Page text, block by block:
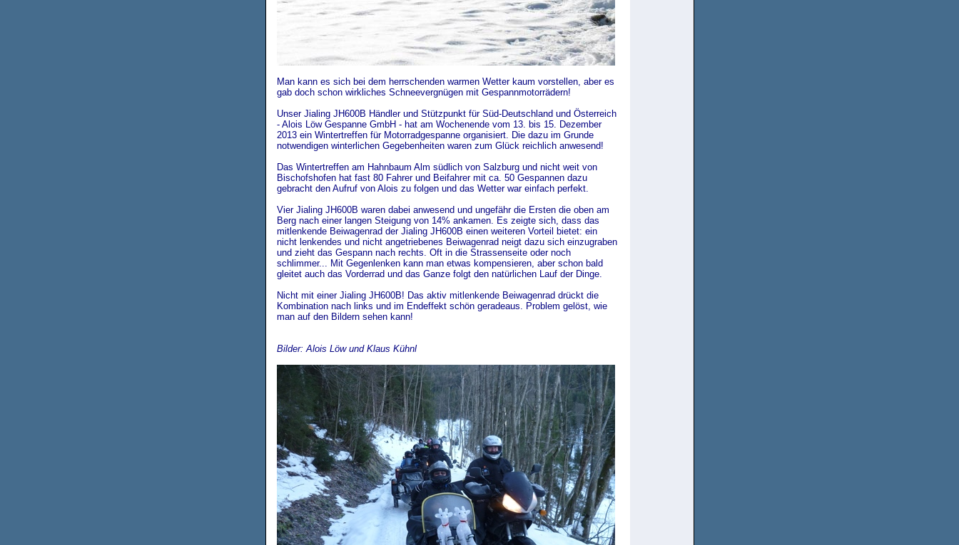
Man kann es sich bei dem herrschenden warmen Wetter kaum vorstellen, aber es
gab doch schon wirkliches Schneevergnügen mit Gespannmotorrädern!
Unser Jialing JH600B Händler und Stützpunkt für Süd-Deutschland und Österreich
- Alois Löw Gespanne GmbH - hat am Wochenende vom 13. bis 15. Dezember
2013 ein Wintertreffen für Motorradgespanne organisiert. Die dazu im Grunde
notwendigen winterlichen Gegebenheiten waren zum Glück reichlich anwesend!
Das Wintertreffen am Hahnbaum Alm südlich von Salzburg und nicht weit von
Bischofshofen hat fast 80 Fahrer und Beifahrer mit ca. 50 Gespannen dazu
gebracht den Aufruf von Alois zu folgen und das Wetter war einfach perfekt.
Vier Jialing JH600B waren dabei anwesend und ungefähr die Ersten die oben am
Berg nach einer langen Steigung von 14% ankamen. Es zeigte sich, dass das
mitlenkende Beiwagenrad der Jialing JH600B einen weiteren Vorteil bietet: ein
nicht lenkendes und nicht angetriebenes Beiwagenrad neigt dazu sich einzugraben
und zieht das Gespann nach rechts. Oft in die Strassenseite oder noch
schlimmer... Mit Gegenlenken kann man etwas kompensieren, aber schon bald
gleitet auch das Vorderrad und das Ganze folgt den natürlichen Lauf der Dinge.
Nicht mit einer Jialing JH600B! Das aktiv mitlenkende Beiwagenrad drückt die
Kombination nach links und im Endeffekt schön geradeaus. Problem gelöst, wie
man auf den Bildern sehen kann!
Bilder: Alois Löw und Klaus Kühnl